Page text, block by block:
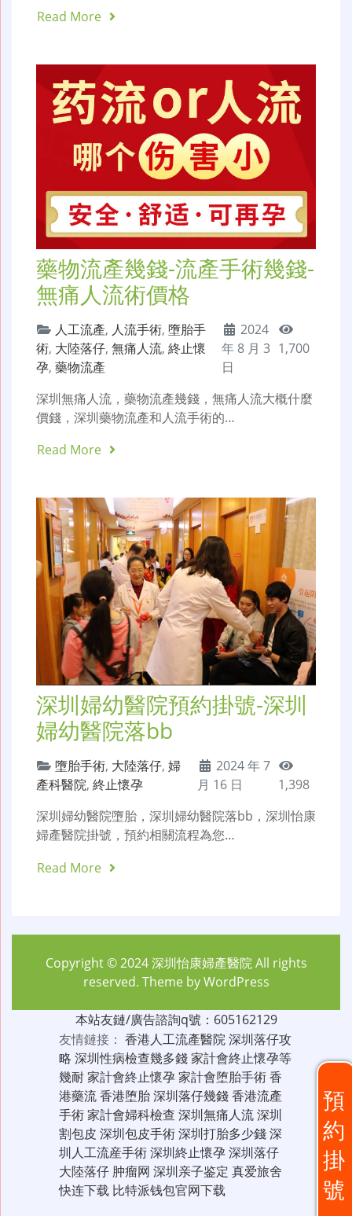
Read More
藥物流產幾錢-流產手術幾錢-
無痛人流術價格
人工流產, 人流手術, 墮胎手
術, 大陸落仔, 無痛人流, 終止懷
孕, 藥物流產
2024
年 8 月 3
日
1,700
深圳無痛人流，藥物流產幾錢，無痛人流大概什麼
價錢，深圳藥物流產和人流手術的…
Read More
深圳婦幼醫院預約掛號-深圳
婦幼醫院落bb
墮胎手術, 大陸落仔, 婦
產科醫院, 終止懷孕
2024 年 7
月 16 日
1,398
深圳婦幼醫院墮胎，深圳婦幼醫院落bb，深圳怡康
婦產醫院掛號，預約相關流程為您…
Read More
預
約
掛
號
Copyright © 2024深圳怡康婦產醫院All rights
reserved. Theme byWordPress
本站友鏈/廣告諮詢q號：605162129
友情鏈接： 香港人工流產醫院深圳落仔攻
略 深圳性病檢查幾多錢家計會終止懷孕等
幾耐家計會終止懷孕家計會堕胎手術香
港藥流香港堕胎深圳落仔幾錢香港流產
手術家計會婦科檢查 深圳無痛人流深圳
割包皮 深圳包皮手術深圳打胎多少錢深
圳人工流産手術深圳終止懷孕深圳落仔
大陸落仔 肿瘤网 深圳亲子鉴定 真爱旅舍
快连下载 比特派钱包官网下载